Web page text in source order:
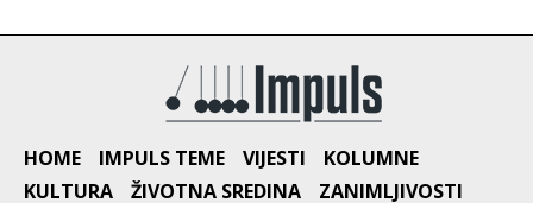
HOME IMPULS TEME VIJESTI
KOLUMNE
KULTURA
ŽIVOTNA SREDINA
ZANIMLJIVOSTI